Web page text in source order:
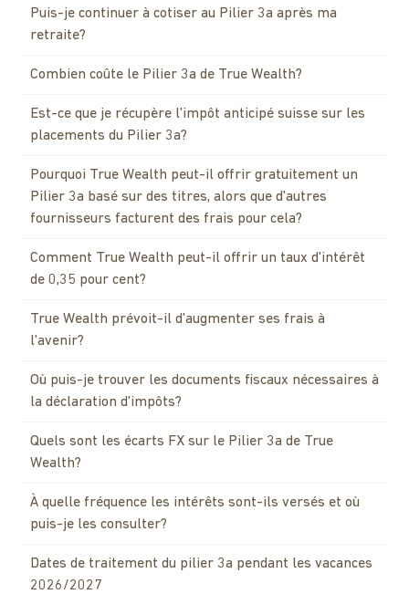
Puis-je continuer à cotiser au Pilier 3a après ma
retraite?
Combien coûte le Pilier 3a de True Wealth?
Est-ce que je récupère l'impôt anticipé suisse sur les
placements du Pilier 3a?
Pourquoi True Wealth peut-il offrir gratuitement un
Pilier 3a basé sur des titres, alors que d'autres
fournisseurs facturent des frais pour cela?
Comment True Wealth peut-il offrir un taux d'intérêt
de 0,35 pour cent?
True Wealth prévoit-il d'augmenter ses frais à
l'avenir?
Où puis-je trouver les documents fiscaux nécessaires à
la déclaration d'impôts?
Quels sont les écarts FX sur le Pilier 3a de True
Wealth?
À quelle fréquence les intérêts sont-ils versés et où
puis-je les consulter?
Dates de traitement du pilier 3a pendant les vacances
2026/2027